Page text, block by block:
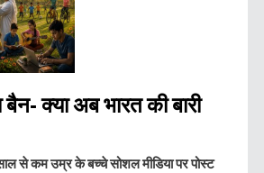
क्या अब भारत की बारी
से कम उम्र के बच्चे सोशल मीडिया पर पोस्ट